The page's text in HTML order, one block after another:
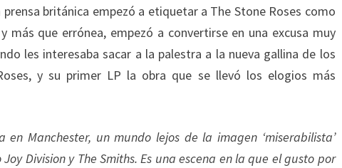
británica empezó a etiquetar a The Stone Roses como
que errónea, empezó a convertirse en una excusa muy
les interesaba sacar a la palestra a la nueva gallina de los
y su primer LP la obra que se llevó los elogios más
en Manchester, un mundo lejos de la imagen ‘miserabilista’
Division y The Smiths. Es una escena en la que el gusto por